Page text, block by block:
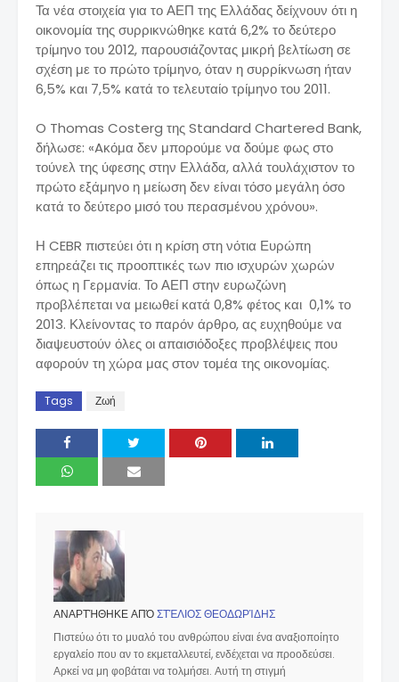
Τα νέα στοιχεία για το ΑΕΠ της Ελλάδας δείχνουν ότι η
οικονομία της συρρικνώθηκε κατά 6,2% το δεύτερο
τρίμηνο του 2012, παρουσιάζοντας μικρή βελτίωση σε
σχέση με το πρώτο τρίμηνο, όταν η συρρίκνωση ήταν
6,5% και 7,5% κατά το τελευταίο τρίμηνο του 2011.
O Thomas Costerg της Standard Chartered Bank,
δήλωσε: «Aκόμα δεν μπορούμε να δούμε φως στο
τούνελ της ύφεσης στην Ελλάδα, αλλά τουλάχιστον το
πρώτο εξάμηνο η μείωση δεν είναι τόσο μεγάλη όσο
κατά το δεύτερο μισό του περασμένου χρόνου».
Η CEBR πιστεύει ότι η κρίση στη νότια Ευρώπη
επηρεάζει τις προοπτικές των πιο ισχυρών χωρών
όπως η Γερμανία. Το ΑΕΠ στην ευρωζώνη
προβλέπεται να μειωθεί κατά 0,8% φέτος και 0,1% το
2013. Κλείνοντας το παρόν άρθρο, ας ευχηθούμε να
διαψευστούν όλες οι απαισιόδοξες προβλέψεις που
αφορούν τη χώρα μας στον τομέα της οικονομίας.
Tags Ζωή
ΑΝΑΡΤΉΘΗΚΕ ΑΠΌΣΤΈΛΙΟΣ ΘΕΟΔΩΡΊΔΗΣ
Πιστεύω ότι το μυαλό του ανθρώπου είναι ένα αναξιοποίητο
εργαλείο που αν το εκμεταλλευτεί, ενδέχεται να προοδεύσει.
Αρκεί να μη φοβάται να τολμήσει. Αυτή τη στιγμή